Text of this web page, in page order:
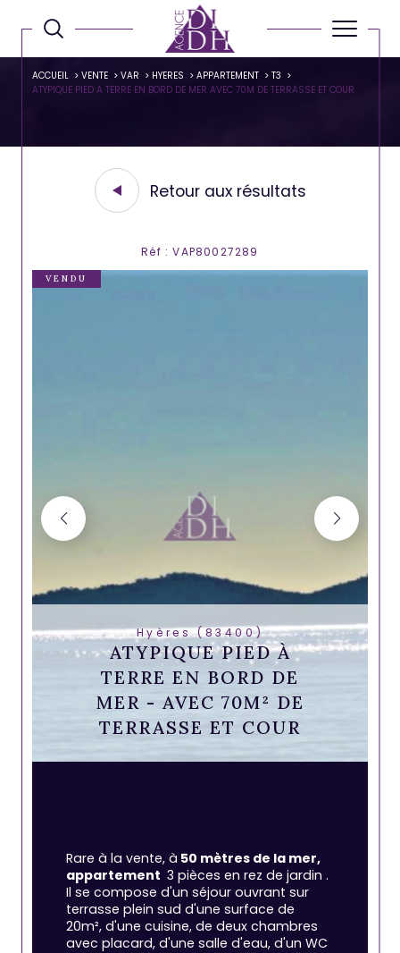
ACCUEIL VENTE VAR HYERES APPARTEMENT
T3
ATYPIQUE PIED A TERRE EN BORD DE MER AVEC 70M DE TERRASSE ET COUR
Retour aux résultats
Réf : VAP80027289
VENDU
Hyères (83400)
ATYPIQUE PIED À
TERRE EN BORD DE
MER - AVEC 70M² DE
TERRASSE ET COUR
Rare à la vente, à 50 mètres de la mer,
appartement 3 pièces en rez de jardin .
Il se compose d'un séjour ouvrant sur
terrasse plein sud d'une surface de
20m², d'une cuisine, de deux chambres
avec placard, d'une salle d'eau, d'un WC